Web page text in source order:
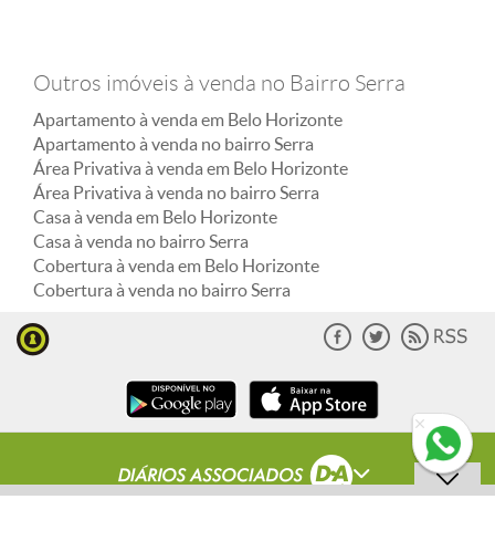
Outros imóveis à venda no Bairro Serra
Apartamento à venda em Belo Horizonte
Apartamento à venda no bairro Serra
Área Privativa à venda em Belo Horizonte
Área Privativa à venda no bairro Serra
Casa à venda em Belo Horizonte
Casa à venda no bairro Serra
Cobertura à venda em Belo Horizonte
Cobertura à venda no bairro Serra